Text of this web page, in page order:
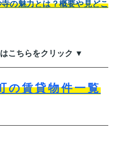
の魅力とは？概要や見どこ
こちらをクリック ▼
の賃貸物件一覧